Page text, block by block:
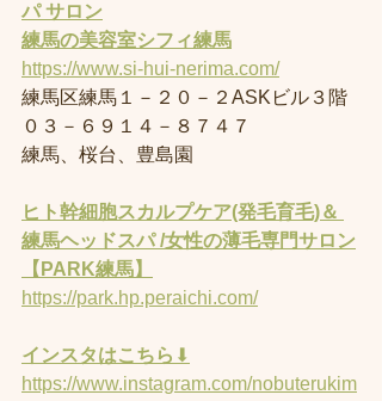
パ サロン
練馬の美容室シフィ練馬
https://www.si-hui-nerima.com/
練馬区練馬１－２０－２ASKビル３階
０３－６９１４－８７４７
練馬、桜台、豊島園
ヒト幹細胞スカルプケア(発毛育毛)＆
練馬ヘッドスパ /女性の薄毛専門サロン
【PARK練馬】
https://park.hp.peraichi.com/
インスタはこちら ⬇︎
https://www.instagram.com/nobuterukim